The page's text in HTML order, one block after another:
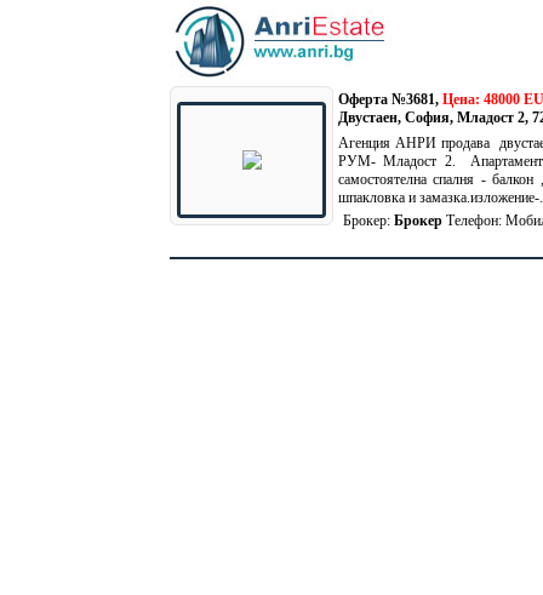
Оферта №3681, Цена: 48000
Двустаен, София, Младост 2,
Агенция АНРИ продава
РУМ- Младост 2.
самостоятелна спалня -
шпакловка и замазка.изложение-
Брокер: Брокер Телефон: